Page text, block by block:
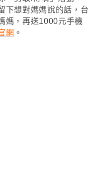
下想對媽媽說的話，台
媽，再送1000元手機
網 。